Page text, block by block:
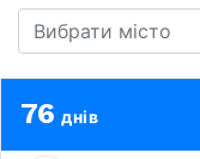
76 днів